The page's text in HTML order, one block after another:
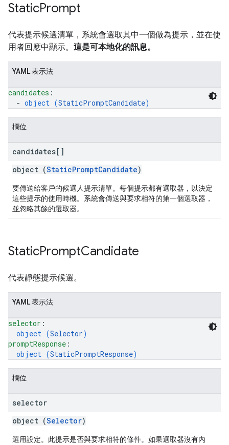
StaticPrompt
代表提示候選清單，系統會選取其中一個做為提示，並在使
用者回應中顯示。 這是可本地化的訊息。
YAML 表示法
candidates :
  -
object (StaticPromptCandidate)
欄位
candidates[]
object (StaticPromptCandidate)
要傳送給客戶的候選人提示清單。每個提示都有選取器，以決定
這些提示的使用時機。系統會傳送與要求相符的第一個選取器，
並忽略其餘的選取器。
StaticPromptCandidate
代表靜態提示候選。
YAML 表示法
selector :
object (Selector)
promptResponse :
object (StaticPromptResponse)
欄位
selector
object (Selector)
選用設定。此提示是否與要求相符的條件。如果選取器沒有內